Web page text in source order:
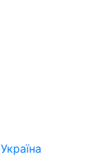
Україна